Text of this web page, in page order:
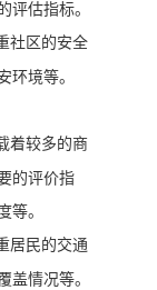
评估指标。
社区的安全
环境等。
着较多的商
的评价指
等。
居民的交通
盖情况等。